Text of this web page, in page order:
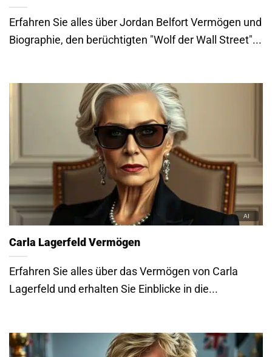
Erfahren Sie alles über Jordan Belfort Vermögen und
Biographie, den berüchtigten "Wolf der Wall Street"...
Carla Lagerfeld Vermögen
Erfahren Sie alles über das Vermögen von Carla
Lagerfeld und erhalten Sie Einblicke in die...